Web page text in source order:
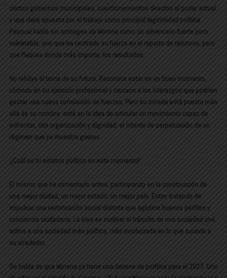
ciertos gobiernos municipales, cuestionamientos directos al poder actual
y una clara apuesta por el trabajo como principal legitimidad política.
Pascual habla sin ambages de Morena como un adversario fuerte pero
vulnerable; uno que ha centrado su fuerza en el reparto de recursos, pero
que flaquea donde más importa: los resultados.
No rehúye el tema de su futuro. Reconoce estar en un buen momento,
cómodo en su ejercicio profesional y cercano a los liderazgos que podrían
gestar una nueva correlación de fuerzas. Pero su mirada está puesta más
allá de su nombre: está en la idea de articular un movimiento capaz de
enfrentar, con organización y dignidad, el intento de perpetuación de un
régimen que ya muestra grietas.
¿Cuál es tu estatus político en este momento?
El mismo que he comentado antes: participando en la construcción de
una mejor ciudad, un mejor estado, un mejor país. Estoy tratando de
impulsar una vertebración social distinta que aglutine buenos perfiles y
conciencia ciudadana. La idea es motivar el tránsito de una sociedad civil
activa a una sociedad más política, más involucrada en lo que sucede a
su alrededor.
Se habla de que Morena ya tiene una decena de perfiles para el 2027. Uno